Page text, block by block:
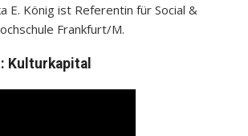
E. König ist Referentin für Social &
Frankfurt/M.
Kulturkapital